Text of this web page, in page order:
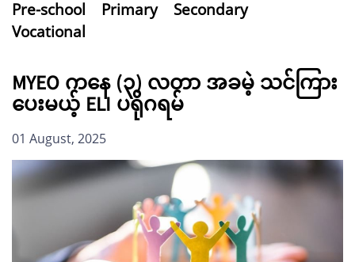
Pre-school
Primary
Secondary
Vocational
MYEO ကနေ (၃) လတာ အခမဲ့ သင်ကြား
ပေးမယ့် ELI ပရိုဂရမ်
01 August, 2025